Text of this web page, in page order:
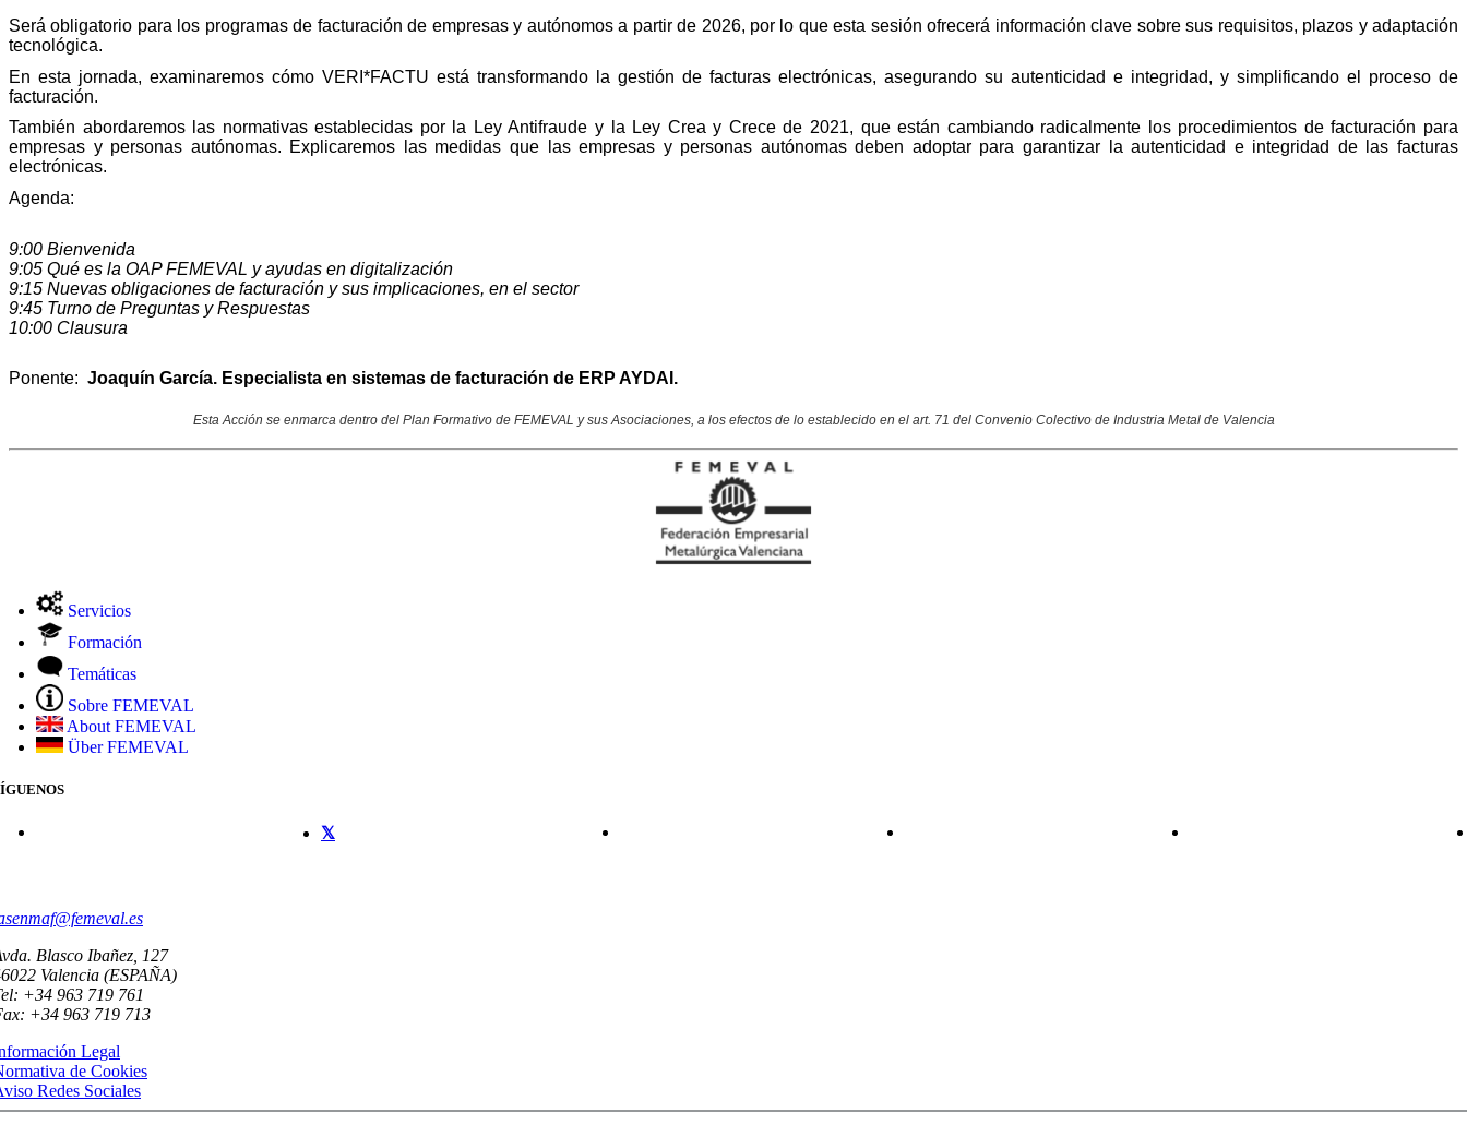
Será obligatorio para los programas de facturación de empresas y autónomos a partir de 2026, por lo que esta sesión ofrecerá información clave sobre sus requisitos, plazos y adaptación
tecnológica.
En esta jornada, examinaremos cómo VERI*FACTU está transformando la gestión de facturas electrónicas, asegurando su autenticidad e integridad, y simplificando el proceso de
facturación.
También abordaremos las normativas establecidas por la Ley Antifraude y la Ley Crea y Crece de 2021, que están cambiando radicalmente los procedimientos de facturación para
empresas y personas autónomas. Explicaremos las medidas que las empresas y personas autónomas deben adoptar para garantizar la autenticidad e integridad de las facturas
electrónicas.
Agenda:
9:00 Bienvenida
9:05 Qué es la OAP FEMEVAL y ayudas en digitalización
9:15 Nuevas obligaciones de facturación y sus implicaciones, en el sector
9:45 Turno de Preguntas y Respuestas
10:00 Clausura
Ponente: Joaquín García. Especialista en sistemas de facturación de ERP AYDAI.
Esta Acción se enmarca dentro del Plan Formativo de FEMEVAL y sus Asociaciones, a los efectos de lo establecido en el art. 71 del Convenio Colectivo de Industria Metal de Valencia
Servicios
Formación
Temáticas
Sobre FEMEVAL
About FEMEVAL
Über FEMEVAL
Blasco Ibañez, 127
Valencia (ESPAÑA)
+34 963 719 761
+34 963 719 713
Legal
de Cookies
Redes Sociales